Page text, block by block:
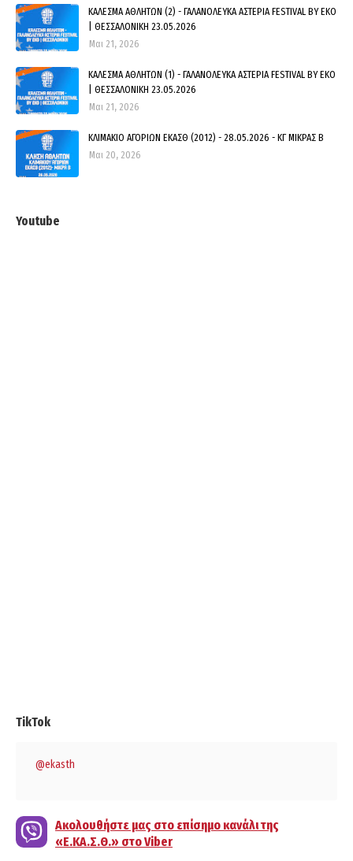
ΚΑΛΕΣΜΑ ΑΘΛΗΤΩΝ (2) - ΓΑΛΑΝΟΛΕΥΚΑ ΑΣΤΕΡΙΑ FESTIVAL BY EKO
| ΘΕΣΣΑΛΟΝΙΚΗ 23.05.2026
Μαι 21, 2026
ΚΑΛΕΣΜΑ ΑΘΛΗΤΩΝ (1) - ΓΑΛΑΝΟΛΕΥΚΑ ΑΣΤΕΡΙΑ FESTIVAL BY EKO
| ΘΕΣΣΑΛΟΝΙΚΗ 23.05.2026
Μαι 21, 2026
ΚΛΙΜΑΚΙΟ ΑΓΟΡΙΩΝ ΕΚΑΣΘ (2012) - 28.05.2026 - ΚΓ ΜΙΚΡΑΣ Β
Μαι 20, 2026
Youtube
TikTok
@ekasth
Ακολουθήστε μας στο επίσημο κανάλι της
«Ε.ΚΑ.Σ.Θ.» στο Viber